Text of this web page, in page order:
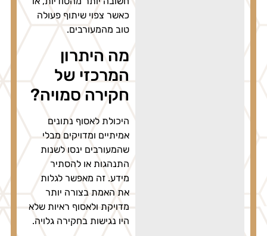
כאשר צפוי שיתוף פעולה
טוב מהמעורבים.
מה היתרון
המרכזי של
חקירה סמויה?
היכולת לאסוף נתונים
אמיתיים ומדויקים מבלי
שהמעורבים ינסו לשנות
התנהגות או להסתיר
מידע. זה מאפשר לגלות
את האמת בצורה יותר
מדויקת ולאסוף ראיות שלא
היו נגישות בחקירה גלויה.